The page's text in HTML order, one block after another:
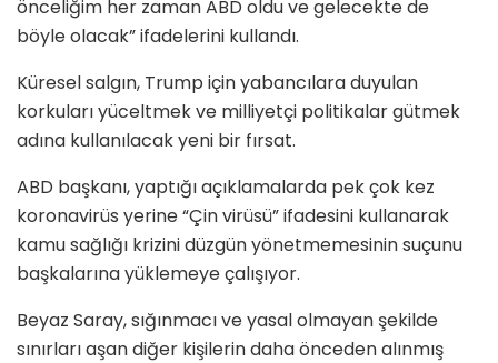
önceliğim her zaman ABD oldu ve gelecekte de
böyle olacak” ifadelerini kullandı.
Küresel salgın, Trump için yabancılara duyulan
korkuları yüceltmek ve milliyetçi politikalar gütmek
adına kullanılacak yeni bir fırsat.
ABD başkanı, yaptığı açıklamalarda pek çok kez
koronavirüs yerine “Çin virüsü” ifadesini kullanarak
kamu sağlığı krizini düzgün yönetmemesinin suçunu
başkalarına yüklemeye çalışıyor.
Beyaz Saray, sığınmacı ve yasal olmayan şekilde
sınırları aşan diğer kişilerin daha önceden alınmış